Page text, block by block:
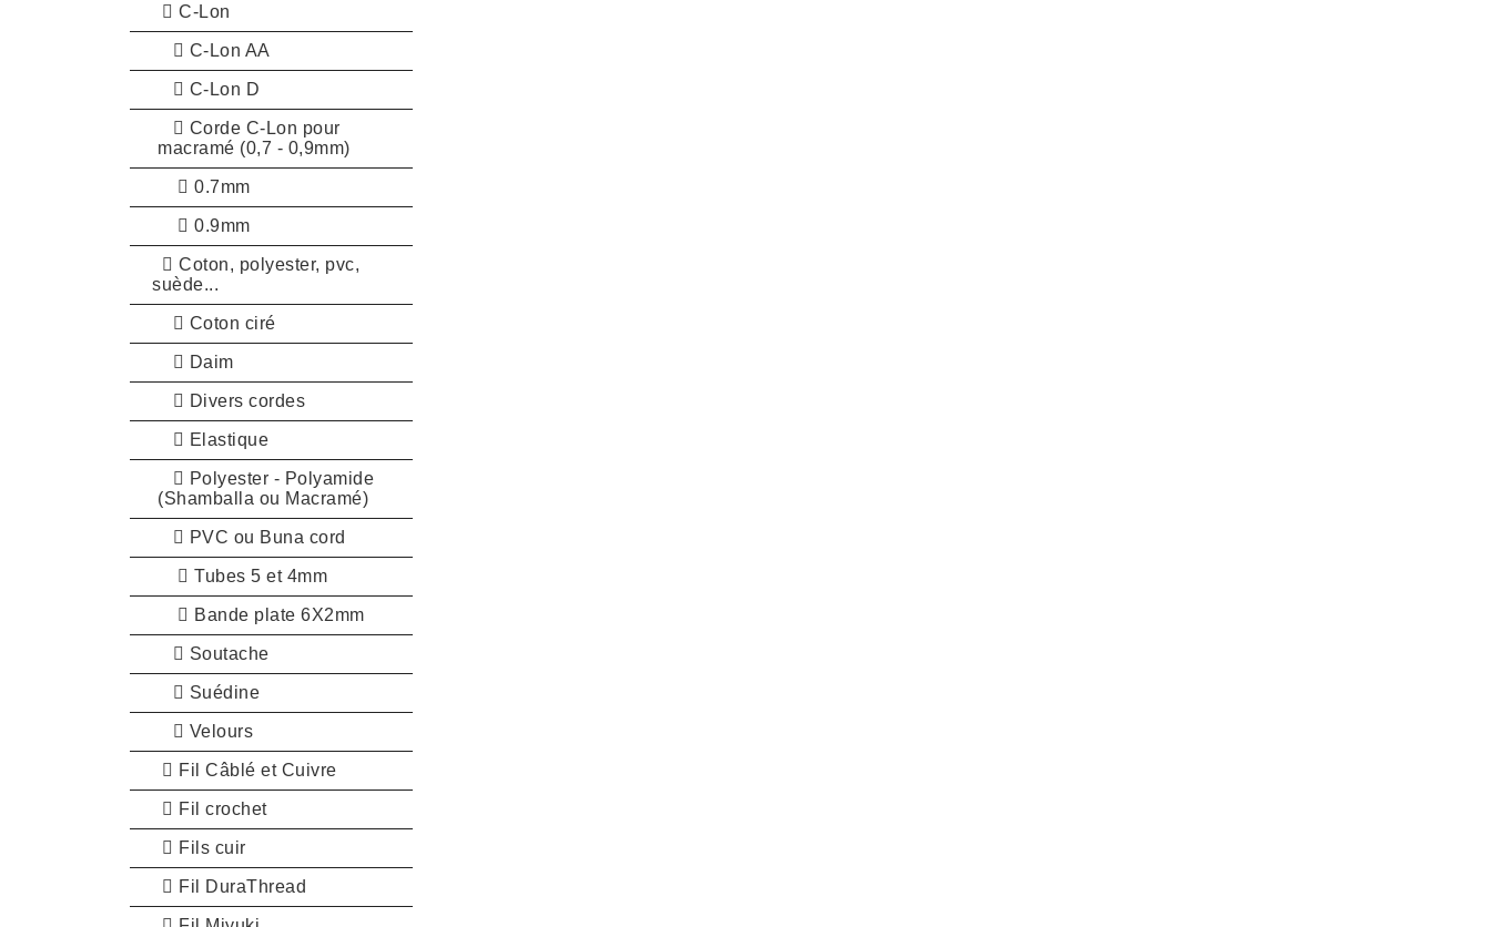
C-Lon
C-Lon AA
C-Lon D
Corde C-Lon pour
macramé (0,7 - 0,9mm)
0.7mm
0.9mm
Coton, polyester, pvc,
suède...
Coton ciré
Daim
Divers cordes
Elastique
Polyester - Polyamide
(Shamballa ou Macramé)
PVC ou Buna cord
Tubes 5 et 4mm
Bande plate 6X2mm
Soutache
Suédine
Velours
Fil Câblé et Cuivre
Fil crochet
Fils cuir
Fil DuraThread